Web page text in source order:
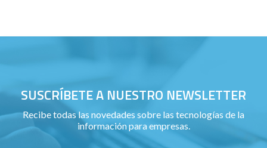
SUSCRÍBETE A NUESTRO NEWSLETTER
Recibe todas las novedades sobre las tecnologías de la
información para empresas.